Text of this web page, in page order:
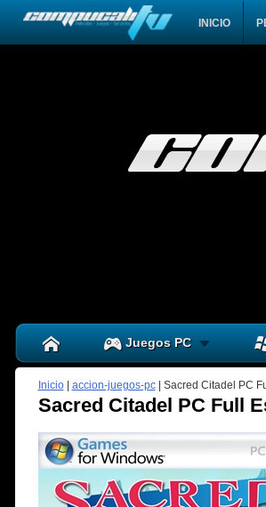
INICIO
Juegos PC
Inicio| accion-juegos-pc| Sacred Citadel PC
Sacred Citadel PC Full